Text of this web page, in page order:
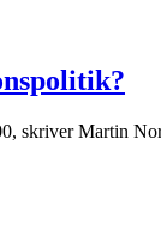
skriver Martin